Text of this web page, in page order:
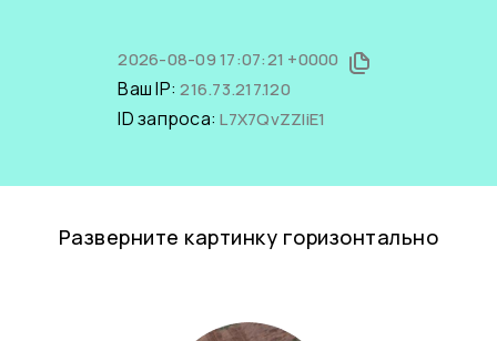
2026-08-09 17:07:21 +0000
Ваш IP:216.73.217.120
ID запроса:L7X7QvZZliE1
Разверните картинку горизонтально